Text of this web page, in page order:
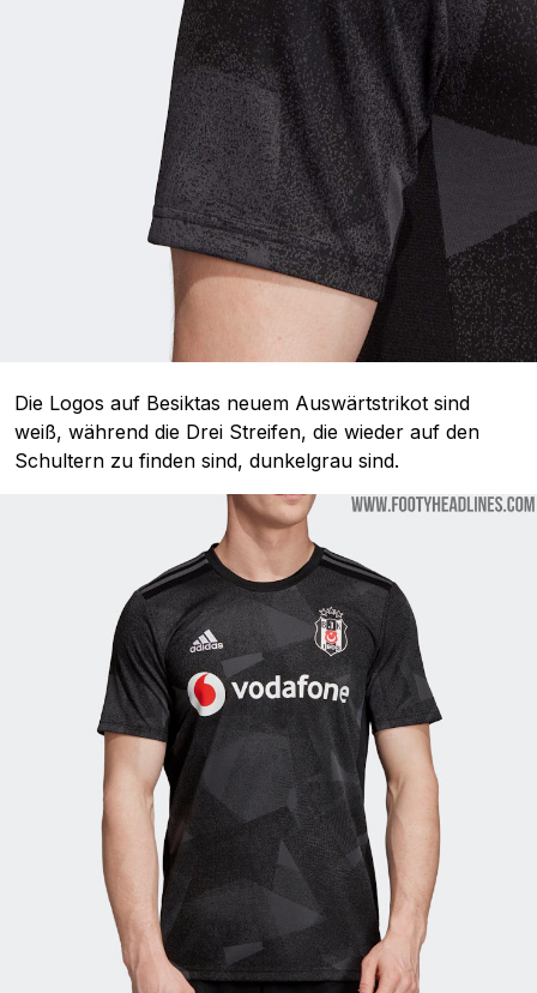
Die Logos auf Besiktas neuem Auswärtstrikot sind
weiß, während die Drei Streifen, die wieder auf den
Schultern zu finden sind, dunkelgrau sind.